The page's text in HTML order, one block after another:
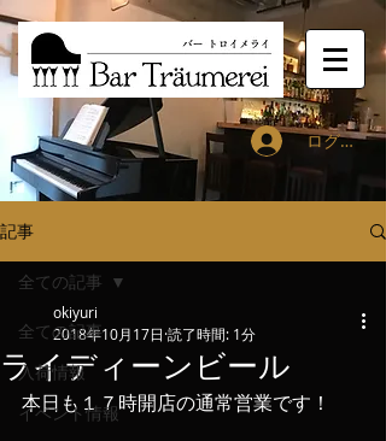
ログイン
記事
全ての記事
入荷情報
イベント情報
全ての記事
ライディーンビール
okiyuri
2018年10月17日 読了時間: 1分
本日も１７時開店の通常営業です！